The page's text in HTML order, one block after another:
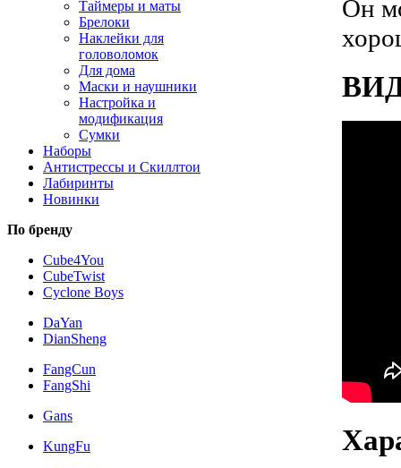
Таймеры и маты
Брелоки
Наклейки для
головоломок
Для дома
Маски и наушники
Настройка и
модификация
Сумки
Наборы
Антистрессы и Скиллтои
Лабиринты
Новинки
По бренду
Cube4You
CubeTwist
Cyclone Boys
DaYan
DianSheng
FangCun
FangShi
Gans
KungFu
Он